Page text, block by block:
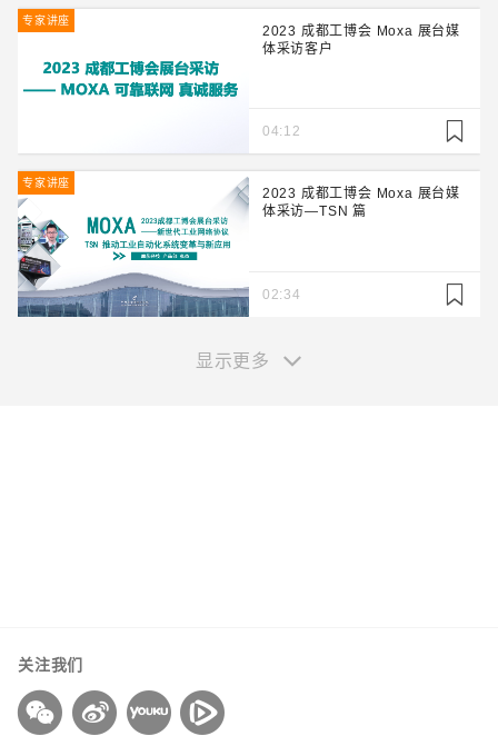
专家讲座
2023 成都工博会 Moxa 展台媒
体采访客户
04:12
专家讲座
2023 成都工博会 Moxa 展台媒
体采访—TSN 篇
02:34
显示更多
名*
关注我们